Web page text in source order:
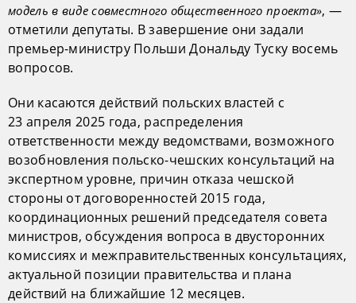
модель в виде совместного общественного проекта», —
отметили депутаты. В завершение они задали
премьер-министру Польши Дональду Туску восемь
вопросов.
Они касаются действий польских властей с
23 апреля 2025 года, распределения
ответственности между ведомствами, возможного
возобновления польско-чешских консультаций на
экспертном уровне, причин отказа чешской
стороны от договоренностей 2015 года,
координационных решений председателя совета
министров, обсуждения вопроса в двусторонних
комиссиях и межправительственных консультациях,
актуальной позиции правительства и плана
действий на ближайшие 12 месяцев.